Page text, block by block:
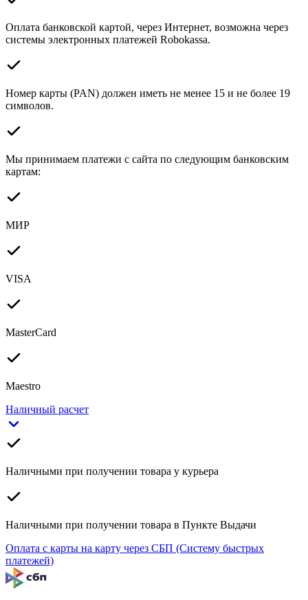
Оплата банковской картой, через Интернет, возможна через
системы электронных платежей Robokassa.
Номер карты (PAN) должен иметь не менее 15 и не более 19
символов.
Мы принимаем платежи с сайта по следующим банковским
картам:
МИР
VISA
MasterCard
Maestro
Наличный расчет
Наличными при получении товара у курьера
Наличными при получении товара в Пункте Выдачи
Оплата с карты на карту через СБП (Систему быстрых
платежей)